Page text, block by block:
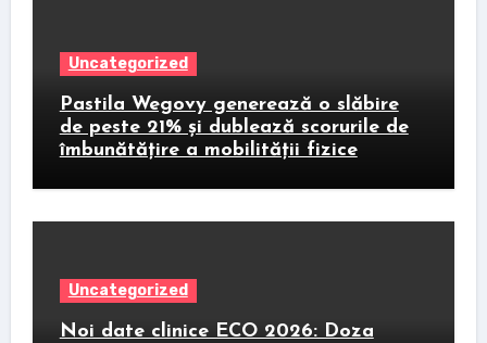
Uncategorized
Pastila Wegovy generează o slăbire
de peste 21% și dublează scorurile de
îmbunătățire a mobilității fizice
Uncategorized
Noi date clinice ECO 2026: Doza